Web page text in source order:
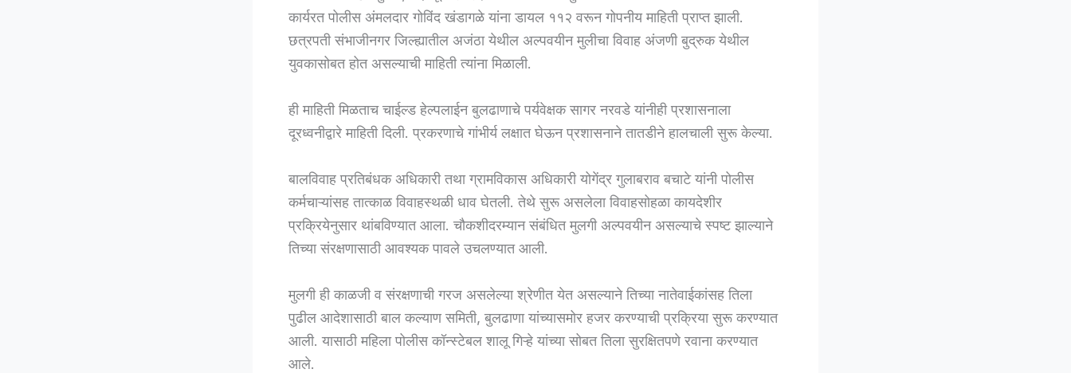
कार्यरत पोलीस अंमलदार गोविंद खंडागळे यांना डायल ११२ वरून गोपनीय माहिती प्राप्त झाली.
छत्रपती संभाजीनगर जिल्ह्यातील अजंठा येथील अल्पवयीन मुलीचा विवाह अंजणी बुद्रुक येथील
युवकासोबत होत असल्याची माहिती त्यांना मिळाली.
ही माहिती मिळताच चाईल्ड हेल्पलाईन बुलढाणाचे पर्यवेक्षक सागर नरवडे यांनीही प्रशासनाला
दूरध्वनीद्वारे माहिती दिली. प्रकरणाचे गांभीर्य लक्षात घेऊन प्रशासनाने तातडीने हालचाली सुरू केल्या.
बालविवाह प्रतिबंधक अधिकारी तथा ग्रामविकास अधिकारी योगेंद्र गुलाबराव बचाटे यांनी पोलीस
कर्मचाऱ्यांसह तात्काळ विवाहस्थळी धाव घेतली. तेथे सुरू असलेला विवाहसोहळा कायदेशीर
प्रक्रियेनुसार थांबविण्यात आला. चौकशीदरम्यान संबंधित मुलगी अल्पवयीन असल्याचे स्पष्ट झाल्याने
तिच्या संरक्षणासाठी आवश्यक पावले उचलण्यात आली.
मुलगी ही काळजी व संरक्षणाची गरज असलेल्या श्रेणीत येत असल्याने तिच्या नातेवाईकांसह तिला
पुढील आदेशासाठी बाल कल्याण समिती, बुलढाणा यांच्यासमोर हजर करण्याची प्रक्रिया सुरू करण्यात
आली. यासाठी महिला पोलीस कॉन्स्टेबल शालू गिऱ्हे यांच्या सोबत तिला सुरक्षितपणे रवाना करण्यात
आले.